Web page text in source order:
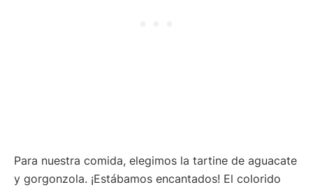
Para nuestra comida, elegimos la tartine de aguacate
y gorgonzola. ¡Estábamos encantados! El colorido